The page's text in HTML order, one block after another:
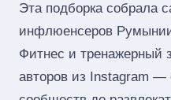
Эта подборка собрала
инфлюенсеров
Фитнес и тренажерный
авторов из Instagram —